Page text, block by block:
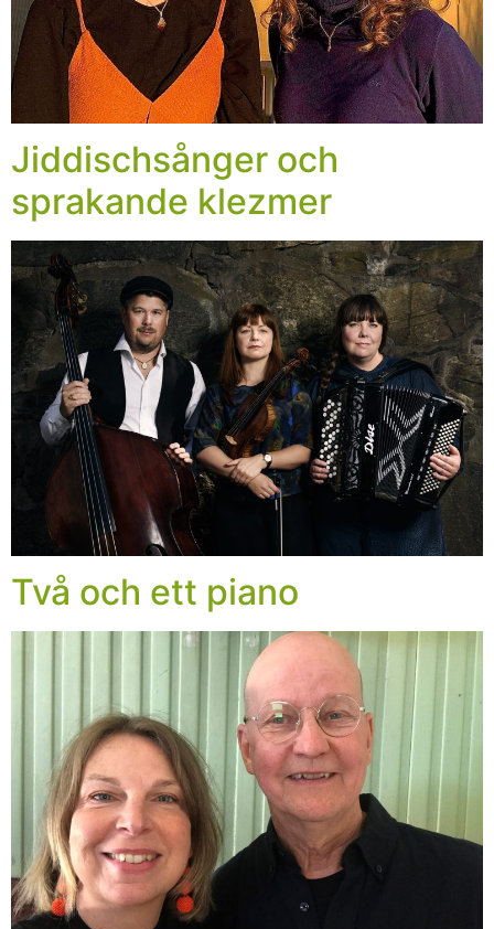
Jiddischsånger och
sprakande klezmer
Två och ett piano